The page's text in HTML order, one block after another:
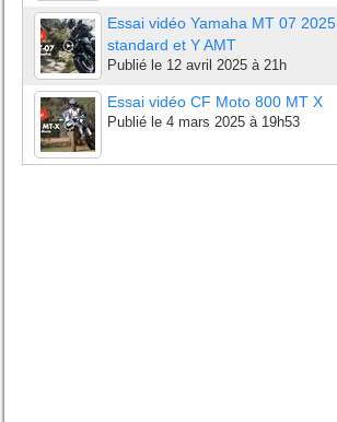
Essai vidéo Yamaha MT 07 2025
standard et Y AMT
Publié le 12 avril 2025 à 21h
Essai vidéo CF Moto 800 MT X
Publié le 4 mars 2025 à 19h53